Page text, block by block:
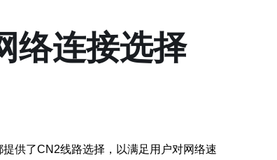
络连接选择
供了CN2线路选择，以满足用户对网络速